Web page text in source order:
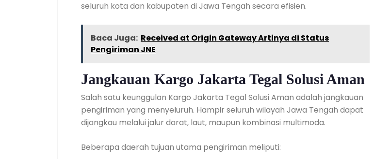
seluruh kota dan kabupaten di Jawa Tengah secara efisien.
Baca Juga: Received at Origin Gateway Artinya di Status
Pengiriman JNE
Jangkauan Kargo Jakarta Tegal Solusi Aman
Salah satu keunggulan Kargo Jakarta Tegal Solusi Aman adalah jangkauan
pengiriman yang menyeluruh. Hampir seluruh wilayah Jawa Tengah dapat
dijangkau melalui jalur darat, laut, maupun kombinasi multimoda.
Beberapa daerah tujuan utama pengiriman meliputi: